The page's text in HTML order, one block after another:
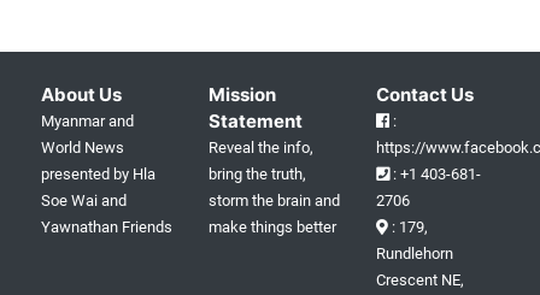
About Us
Myanmar and
World News
presented by Hla
Soe Wai and
Yawnathan Friends
Mission
Statement
Reveal the info,
bring the truth,
storm the brain and
make things better
Contact Us
:
https://
: +1 403-681-
2706
: 179,
Rundlehorn
Crescent NE,